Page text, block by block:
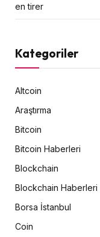
en tirer
Kategoriler
Altcoin
Araştırma
Bitcoin
Bitcoin Haberleri
Blockchain
Blockchain Haberleri
Borsa İstanbul
Coin